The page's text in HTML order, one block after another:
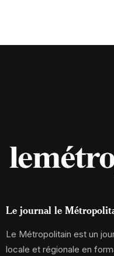
Le journal le
Le Métropolitain est un
locale et régionale en